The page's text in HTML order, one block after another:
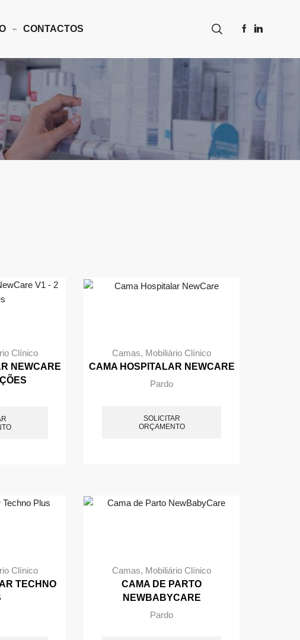
CONTACTOS
Clínico
NEWCARE
Camas, Mobiliário Clínico
CAMA HOSPITALAR NEWCARE
Pardo
SOLICITAR
ORÇAMENTO
Clínico
TECHNO
Camas, Mobiliário Clínico
CAMA DE PARTO
NEWBABYCARE
Pardo